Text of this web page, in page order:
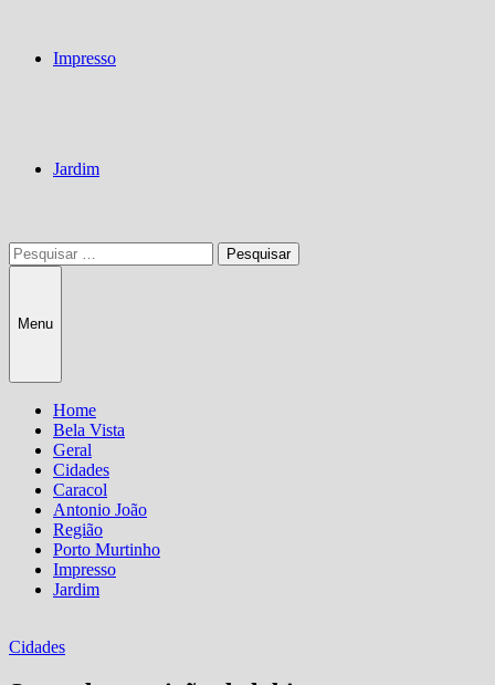
Impresso
Jardim
Pesquisar
por:
Menu
Home
Bela Vista
Geral
Cidades
Caracol
Antonio João
Região
Porto Murtinho
Impresso
Jardim
Cidades